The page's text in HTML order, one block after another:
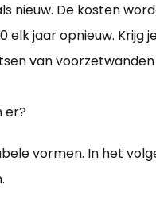
nieuw. De kosten
jaar opnieuw. Krijg
van
er?
vormen. In het